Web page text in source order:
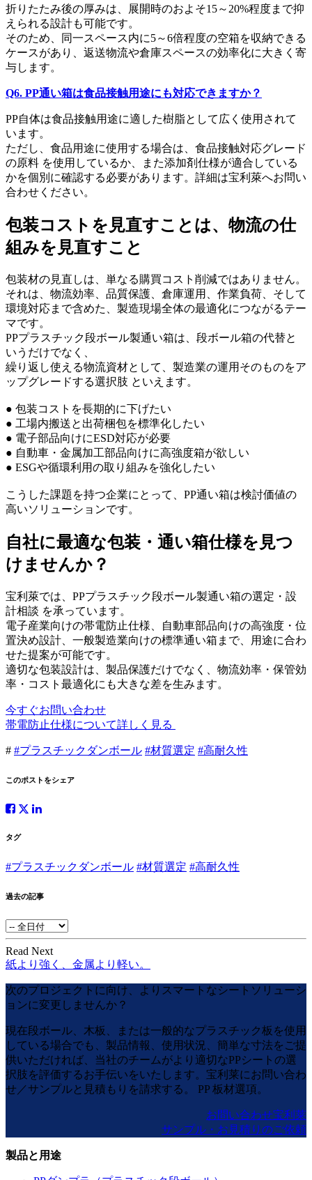
折りたたみ後の厚みは、展開時のおよそ15～20%程度まで抑
えられる設計も可能です。
そのため、同一スペース内に5～6倍程度の空箱を収納できる
ケースがあり、返送物流や倉庫スペースの効率化に大きく寄
与します。
Q6. PP通い箱は食品接触用途にも対応できますか？
PP自体は食品接触用途に適した樹脂として広く使用されて
います。
ただし、食品用途に使用する場合は、食品接触対応グレード
の原料 を使用しているか、また添加剤仕様が適合している
かを個別に確認する必要があります。詳細は宝利萊へお問い
合わせください。
包装コストを見直すことは、物流の仕
組みを見直すこと
包装材の見直しは、単なる購買コスト削減ではありません。
それは、物流効率、品質保護、倉庫運用、作業負荷、そして
環境対応まで含めた、製造現場全体の最適化につながるテー
マです。
PPプラスチック段ボール製通い箱は、段ボール箱の代替と
いうだけでなく、
繰り返し使える物流資材として、製造業の運用そのものをア
ップグレードする選択肢 といえます。
● 包装コストを長期的に下げたい
● 工場内搬送と出荷梱包を標準化したい
● 電子部品向けにESD対応が必要
● 自動車・金属加工部品向けに高強度箱が欲しい
● ESGや循環利用の取り組みを強化したい
こうした課題を持つ企業にとって、PP通い箱は検討価値の
高いソリューションです。
自社に最適な包装・通い箱仕様を見つ
けませんか？
宝利萊では、PPプラスチック段ボール製通い箱の選定・設
計相談 を承っています。
電子産業向けの帯電防止仕様、自動車部品向けの高強度・位
置決め設計、一般製造業向けの標準通い箱まで、用途に合わ
せた提案が可能です。
適切な包装設計は、製品保護だけでなく、物流効率・保管効
率・コスト最適化にも大きな差を生みます。
今すぐお問い合わせ
帯電防止仕様について詳しく見る
# #プラスチックダンボール #材質選定 #高耐久性
このポストをシェア
タグ
#プラスチックダンボール #材質選定 #高耐久性
過去の記事
Read Next
紙より強く、金属より軽い。
次のプロジェクトに向け、よりスマートなシートソリューシ
ョンに変更しませんか？
現在段ボール、木板、または一般的なプラスチック板を使用
している場合でも、製品情報、使用状況、簡単な寸法をご提
供いただければ、当社のチームがより適切なPPシートの選
択肢を評価するお手伝いをいたします。宝利莱にお問い合わ
せ／サンプルと見積もりを請求する。 PP 板材選項。
お問い合わせ宝利莱
サンプル・お見積りのご依頼
製品と用途